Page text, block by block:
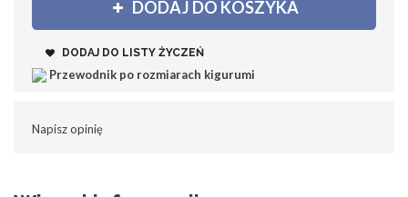
DODAJ DO KOSZYKA
DODAJ DO LISTY ŻYCZEŃ
Przewodnik po rozmiarach kigurumi
Napisz opinię